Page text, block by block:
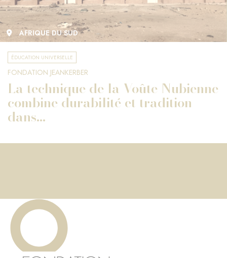
AFRIQUE DU SUD
ÉDUCATION UNIVERSELLE
FONDATION JEANKERBER
La technique de la Voûte Nubienne
combine durabilité et tradition
dans...